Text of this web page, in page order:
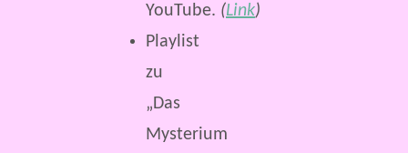
YouTube. (Link)
Playlist
zu
„Das
Mysterium